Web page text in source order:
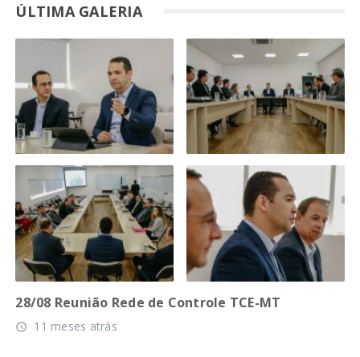
ÚLTIMA GALERIA
28/08 Reunião Rede de Controle TCE-MT
access_time 11 meses atrás